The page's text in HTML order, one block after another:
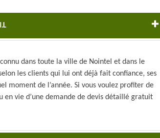
dans toute la ville de Nointel et dans le
les clients qui lui ont déjà fait confiance, ses
moment de l’année. Si vous voulez profiter de
en vie d’une demande de devis détaillé gratuit